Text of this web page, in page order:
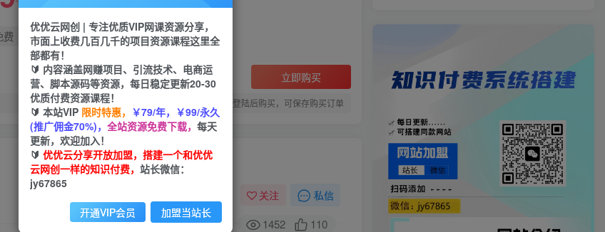
云币
费
立即购买
您当前未登录！建议登陆后购买，可保存购买订单
关注 私信
1452 110
优优云网创 | 专注优质VIP网课资源分享，
市面上收费几百几千的项目资源课程这里全
部都有！
🔰 内容涵盖网赚项目、引流技术、电商运
营、脚本源码等资源，每日稳定更新20-30
优质付费资源课程！
🔰 本站VIP 限时特惠， ￥79/年，￥99/永久
(推广佣金70%)， 全站资源免费下载， 每天
更新，欢迎加入！
🔰 优优云分享开放加盟，搭建一个和优优
云网创一样的知识付费， 站长微信：
jy67865
开通VIP会员 加盟当站长